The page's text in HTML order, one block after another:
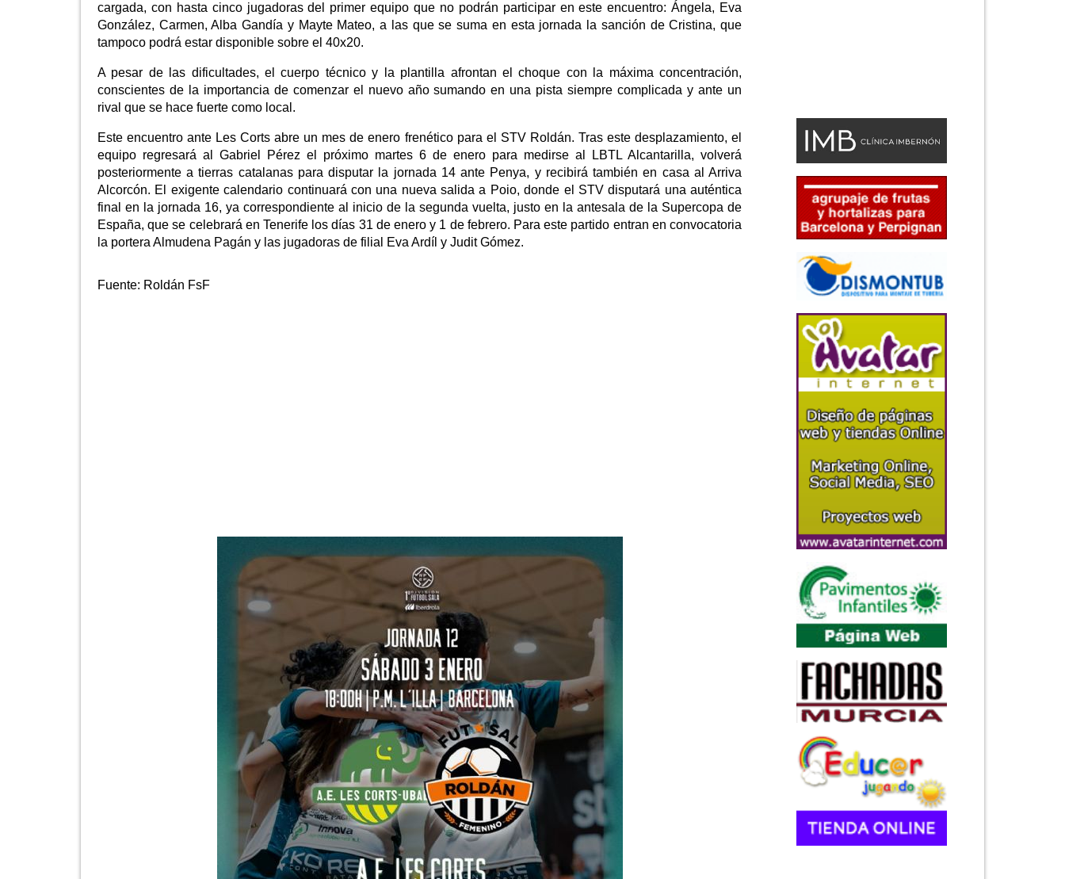
cargada, con hasta cinco jugadoras del primer equipo que no podrán participar en este encuentro: Ángela, Eva
González, Carmen, Alba Gandía y Mayte Mateo, a las que se suma en esta jornada la sanción de Cristina, que
tampoco podrá estar disponible sobre el 40x20.
A pesar de las dificultades, el cuerpo técnico y la plantilla afrontan el choque con la máxima concentración,
conscientes de la importancia de comenzar el nuevo año sumando en una pista siempre complicada y ante un
rival que se hace fuerte como local.
Este encuentro ante Les Corts abre un mes de enero frenético para el STV Roldán. Tras este desplazamiento, el
equipo regresará al Gabriel Pérez el próximo martes 6 de enero para medirse al LBTL Alcantarilla, volverá
posteriormente a tierras catalanas para disputar la jornada 14 ante Penya, y recibirá también en casa al Arriva
Alcorcón. El exigente calendario continuará con una nueva salida a Poio, donde el STV disputará una auténtica
final en la jornada 16, ya correspondiente al inicio de la segunda vuelta, justo en la antesala de la Supercopa de
España, que se celebrará en Tenerife los días 31 de enero y 1 de febrero. Para este partido entran en convocatoria
la portera Almudena Pagán y las jugadoras de filial Eva Ardíl y Judit Gómez.
Fuente: Roldán FsF